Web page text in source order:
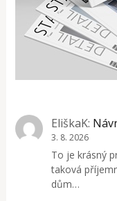
EliškaK:
3. 8. 2026
To je krásný
taková
dům…